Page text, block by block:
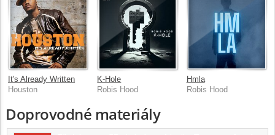
It's Already Written
Houston
K-Hole
Robis Hood
Hmla
Robis Hood
Doprovodné materiály